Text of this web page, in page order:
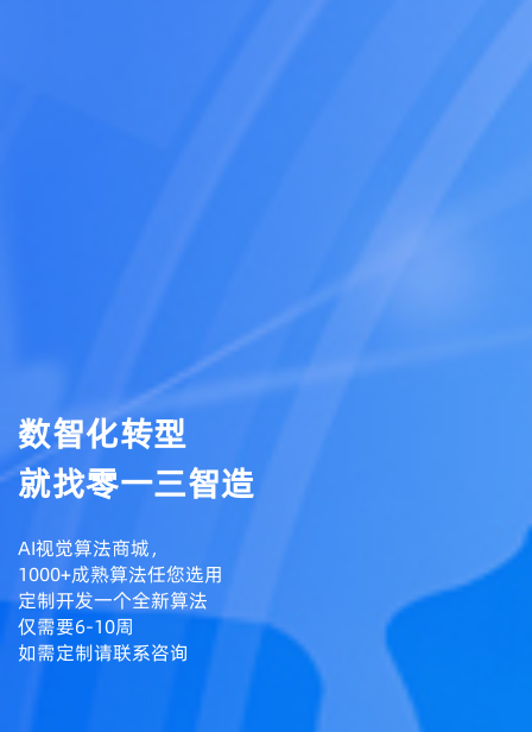
数智化转型
就找零一三智造
AI视觉算法商城，
1000+成熟算法任您选用
定制开发一个全新算法
仅需要6-10周
如需定制请联系咨询